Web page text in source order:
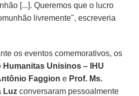
[...]. Queremos que o lucro
livremente", escreveria
os eventos comemorativos, os
Humanitas Unisinos – IHU
Faggion e Prof. Ms.
Luz conversaram pessoalmente